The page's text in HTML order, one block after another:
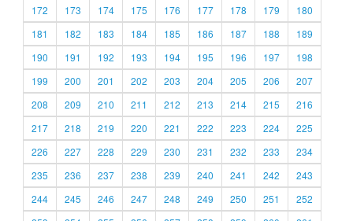
172
173 174 175 176 177 178 179
180
181
182 183 184 185 186 187 188
189
190
191 192 193 194 195 196 197
198
199
200 201 202 203 204 205 206
207
208
209 210 211 212 213 214 215
216
217
218 219 220 221 222 223 224
225
226
227 228 229 230 231 232 233
234
235
236 237 238 239 240 241 242
243
244
245 246 247 248 249 250 251
252